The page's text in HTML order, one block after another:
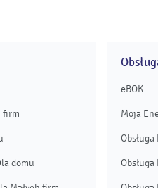
firm
domu
eBOK
Moja